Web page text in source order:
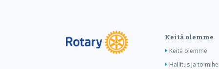
Keitä olemme
Keitä olemme
Hallitus ja